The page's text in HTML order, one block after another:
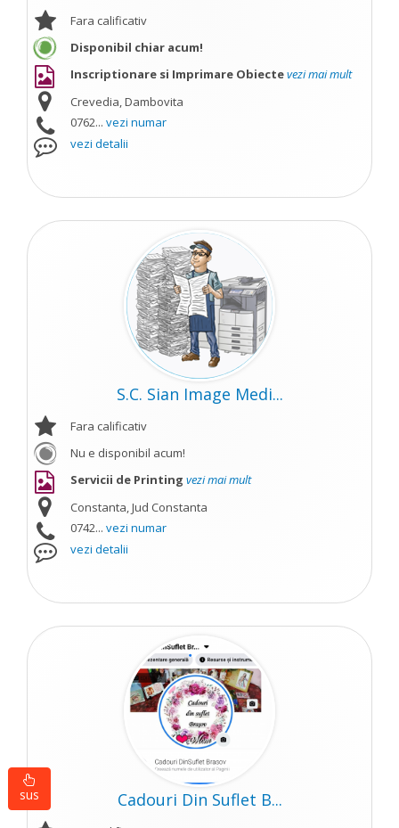
Fara calificativ
Disponibil chiar acum!
Inscriptionare si Imprimare Obiectevezi mai mult
Crevedia, Dambovita
0762... vezi numar
vezi detalii
S.C. Sian Image Medi...
Fara calificativ
Nu e disponibil acum!
Servicii de Printing vezi mai mult
Constanta, Jud Constanta
0742... vezi numar
vezi detalii
Cadouri Din Suflet B...
sus